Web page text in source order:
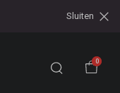
Sluiten
0